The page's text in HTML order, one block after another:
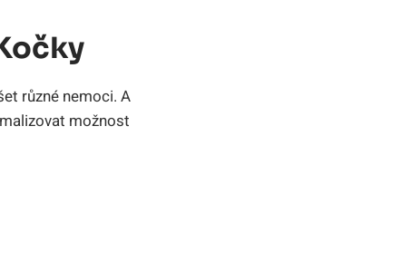
různé nemoci. A
možnost